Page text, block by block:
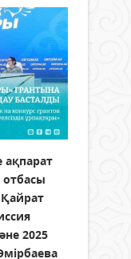
ақпарат
отбасы
Қайрат
2025